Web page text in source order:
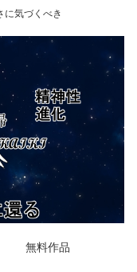
に気づくべき
無料作品